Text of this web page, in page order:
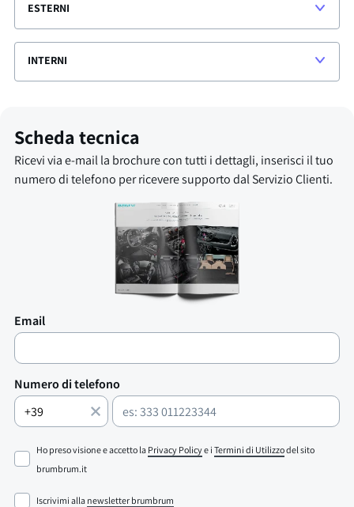
ESTERNI
INTERNI
Scheda tecnica
Ricevi via e-mail la brochure con tutti i dettagli, inserisci il tuo
numero di telefono per ricevere supporto dal Servizio Clienti.
Email
Numero di telefono
Ho preso visione e accetto la Privacy Policye i Termini di Utilizzodel sito
brumbrum.it
Iscrivimi alla newsletter brumbrum